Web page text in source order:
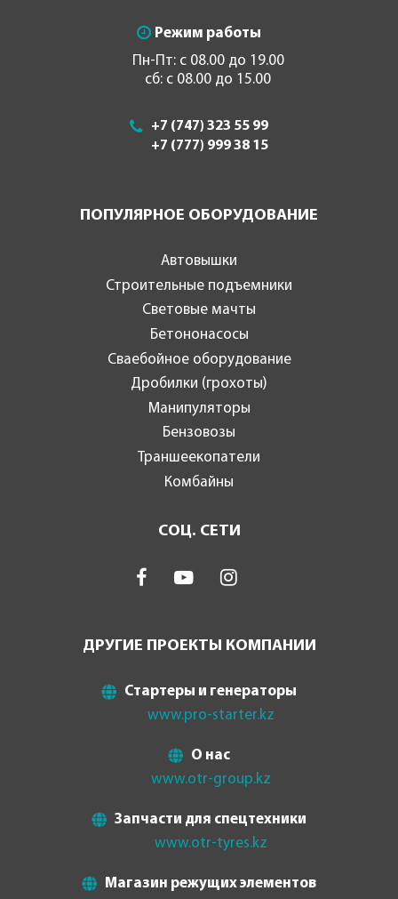
Режим работы
Пн-Пт: с 08.00 до 19.00
сб: с 08.00 до 15.00
+7 (747) 323 55 99
+7 (777) 999 38 15
ПОПУЛЯРНОЕ ОБОРУДОВАНИЕ
Автовышки
Строительные подъемники
Световые мачты
Бетононасосы
Сваебойное оборудование
Дробилки (грохоты)
Манипуляторы
Бензовозы
Траншеекопатели
Комбайны
СОЦ. СЕТИ
ДРУГИЕ ПРОЕКТЫ КОМПАНИИ
Стартеры и генераторы
www.pro-starter.kz
О нас
www.otr-group.kz
Запчасти для спецтехники
www.otr-tyres.kz
Магазин режущих элементов